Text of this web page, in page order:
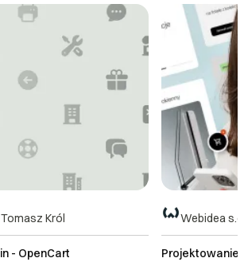
DOWIEDZ SIĘ WIĘCEJ
Król
- OpenCart
Webidea
Projektowanie